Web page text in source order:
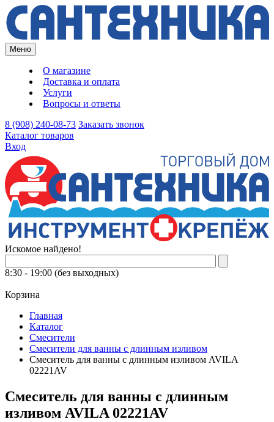
Меню
О магазине
Доставка и оплата
Услуги
Вопросы и ответы
8 (908) 240-08-73 Заказать звонок
Каталог товаров
Вход
Искомое найдено!
8:30 - 19:00 (без выходных)
Корзина
Главная
Каталог
Смесители
Смесители для ванны с длинным изливом
Смеситель для ванны с длинным изливом AVILA
02221AV
Смеситель для ванны с длинным
изливом AVILA 02221AV